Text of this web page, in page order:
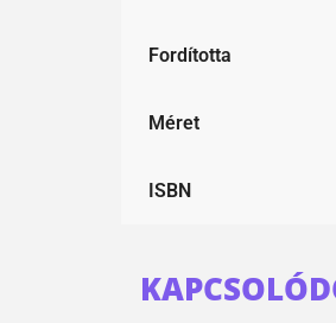
Fordította
Méret
ISBN